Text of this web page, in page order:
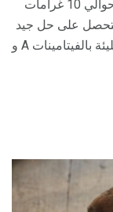
الألياف. كوب من البروكلي المطبوخ يأتي في حوالي 10 غرامات
ستحصل على حل جيد
للألياف. كمكافأة ، البروكلي هو قوة غذائية ، مليئة بالفيتامينات A و